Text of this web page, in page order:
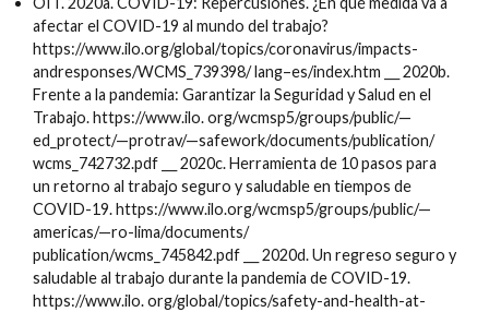
afectar el COVID-19 al mundo del trabajo?
https://www.ilo.org/global/topics/coronavirus/impacts-
andresponses/WCMS_739398/ lang–es/index.htm ⸏ 2020b.
Frente a la pandemia: Garantizar la Seguridad y Salud en el
Trabajo. https://www.ilo. org/wcmsp5/groups/public/—
ed_protect/—protrav/—safework/documents/publication/
wcms_742732.pdf ⸏ 2020c. Herramienta de 10 pasos para
un retorno al trabajo seguro y saludable en tiempos de
COVID-19. https://www.ilo.org/wcmsp5/groups/public/—
americas/—ro-lima/documents/
publication/wcms_745842.pdf ⸏ 2020d. Un regreso seguro y
saludable al trabajo durante la pandemia de COVID-19.
https://www.ilo. org/global/topics/safety-and-health-at-